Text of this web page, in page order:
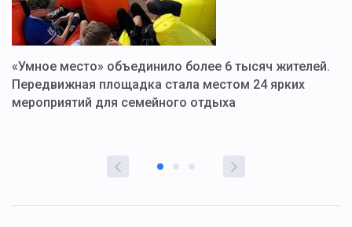
«Умное место» объединило более 6 тысяч жителей.
Передвижная площадка стала местом 24 ярких
мероприятий для семейного отдыха